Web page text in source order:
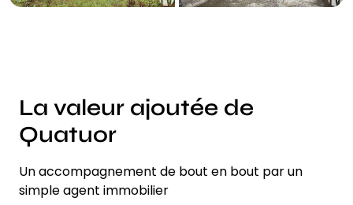
La valeur ajoutée de
Quatuor
Un accompagnement de bout en bout par un
simple agent immobilier